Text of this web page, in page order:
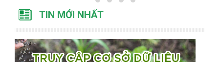
TIN MỚI NHẤT